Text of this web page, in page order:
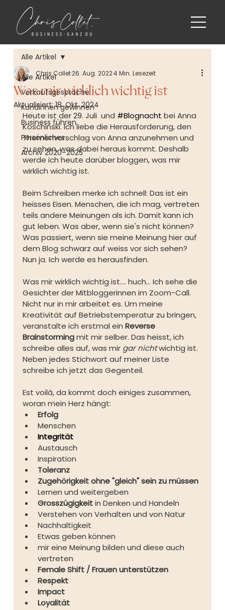
Alle Artikel
Verkaufsgespräche
Kundinnen gewinnen
Business führen
Persönliches
Archiv 2020–2025
Alle Artikel
Was mir wirklich wichtig ist
Chris Collet26. Aug. 20224 Min. Lesezeit
Aktualisiert:18. Okt. 2024
Heute ist der 29. Juli  und #Blognacht bei Anna
Koschinski. Ich liebe die Herausforderung, den
Themenvorschlag von Anna anzunehmen und
zu sehen, was dabei heraus kommt. Deshalb
werde ich heute darüber bloggen, was mir
wirklich wichtig ist.
Beim Schreiben merke ich schnell: Das ist ein
heisses Eisen. Menschen, die ich mag, vertreten
teils andere Meinungen als ich. Damit kann ich
gut leben. Was aber, wenn sie's nicht können?
Was passiert, wenn sie meine Meinung hier auf
dem Blog schwarz auf weiss vor sich sehen?
Nun ja. Ich werde es herausfinden.
Was mir wirklich wichtig ist.... huch... Ich sehe die
Gesichter der Mitbloggerinnen im Zoom-Call.
Nicht nur in mir arbeitet es. Um meine
Kreativität auf Betriebstemperatur zu bringen,
veranstalte ich erstmal ein Reverse
Brainstorming mit mir selber. Das heisst, ich
schreibe alles auf, was mir gar nicht wichtig ist.
Neben jedes Stichwort auf meiner Liste
schreibe ich jetzt das Gegenteil.
Est voilà, da kommt doch einiges zusammen,
woran mein Herz hängt:
Erfolg
Menschen
Integrität
Austausch
Inspiration
Toleranz
Zugehörigkeit ohne "gleich" sein zu müssen
Lernen und weitergeben
Grosszügigkeit in Denken und Handeln
Verstehen von Verhalten und von Natur
Nachhaltigkeit
Etwas geben können
mir eine Meinung bilden und diese auch
vertreten
Female Shift / Frauen unterstützen
Respekt
Impact
Loyalität